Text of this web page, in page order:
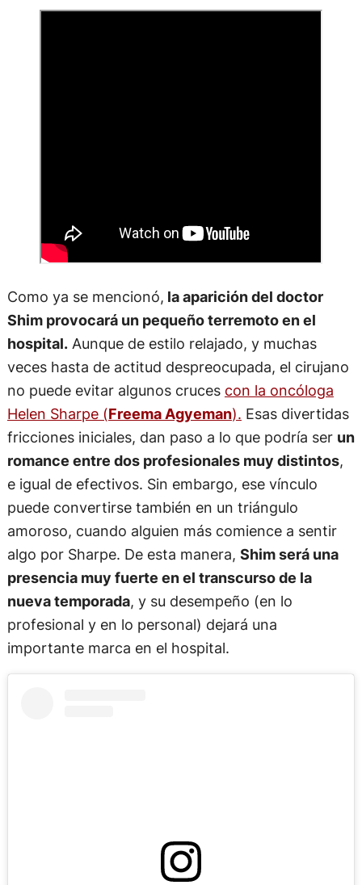
Como ya se mencionó, la aparición del doctor
Shim provocará un pequeño terremoto en el
hospital.Aunque de estilo relajado, y muchas
veces hasta de actitud despreocupada, el cirujano
no puede evitar algunos cruces con la oncóloga
Helen Sharpe (Freema Agyeman). Esas divertidas
fricciones iniciales, dan paso a lo que podría ser un
romance entre dos profesionales muy distintos,
e igual de efectivos. Sin embargo, ese vínculo
puede convertirse también en un triángulo
amoroso, cuando alguien más comience a sentir
algo por Sharpe. De esta manera, Shim será una
presencia muy fuerte en el transcurso de la
nueva temporada, y su desempeño (en lo
profesional y en lo personal) dejará una
importante marca en el hospital.